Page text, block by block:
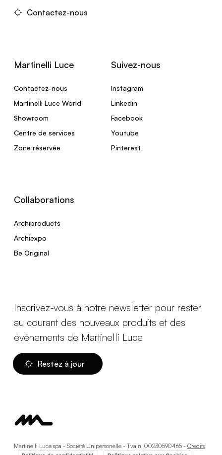
Contactez-nous
Martinelli Luce
Contactez-nous
Martinelli Luce World
Showroom
Centre de services
Zone réservée
Suivez-nous
Instagram
Linkedin
Facebook
Youtube
Pinterest
Collaborations
Archiproducts
Archiexpo
Be Original
Inscrivez-vous à notre newsletter pour rester
au courant des nouveaux produits et des
événements de Martinelli Luce
Restez à jour
Martinelli Luce spa - Société Unipersonelle - Tva n. 00230590465 - Credits